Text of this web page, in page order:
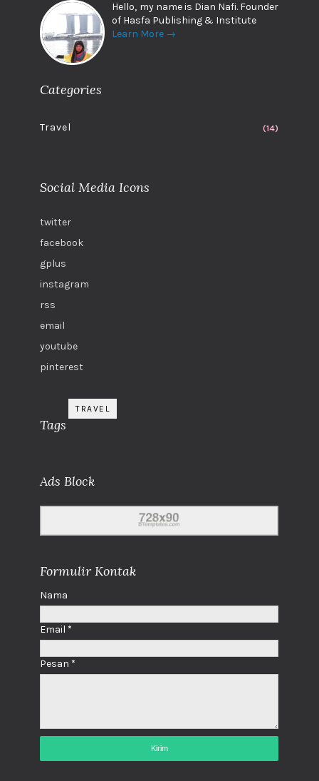
Hello, my name is Dian Nafi. Founder
of Hasfa Publishing & Institute
Learn More →
Categories
Travel (14)
Social Media Icons
twitter
facebook
gplus
instagram
rss
email
youtube
pinterest
Tags
TRAVEL
Ads Block
Formulir Kontak
Nama
Email *
Pesan *